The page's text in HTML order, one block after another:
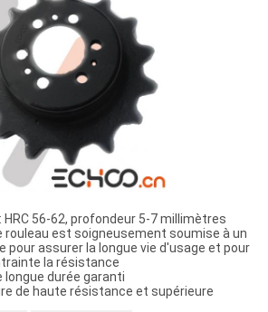
HRC 56-62, profondeur 5-7 millimètres
rouleau est soigneusement soumise à un
assurer la longue vie d'usage et pour
la résistance
longue durée garanti
de haute résistance et supérieure